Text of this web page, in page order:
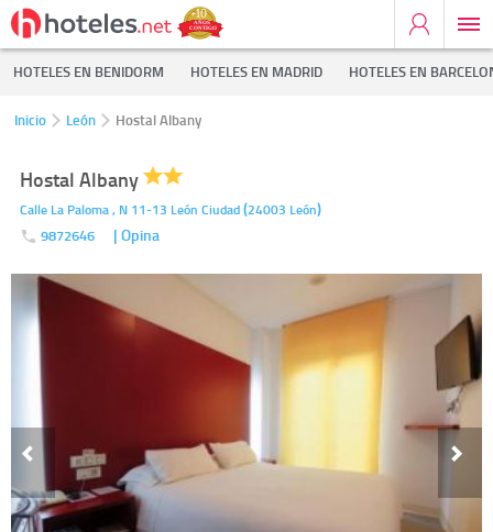
HOTELES EN BENIDORM HOTELES EN MADRID HOTELES EN
Inicio León Hostal Albany
Hostal Albany
Calle La Paloma , N 11-13 León Ciudad(24003 León)
9872646 | Opina